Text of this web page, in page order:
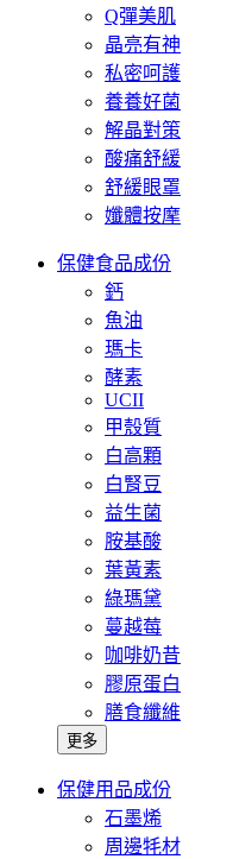
Q彈美肌
晶亮有神
私密呵護
養養好菌
解晶對策
酸痛舒緩
舒緩眼罩
孅體按摩
保健食品成份
鈣
魚油
瑪卡
酵素
UCII
甲殼質
白高顆
白腎豆
益生菌
胺基酸
葉黃素
綠瑪黛
蔓越莓
咖啡奶昔
膠原蛋白
膳食纖維
更多
保健用品成份
石墨烯
周邊牦材